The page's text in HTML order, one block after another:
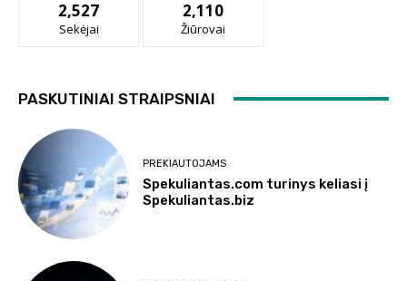
2,527
Sekėjai
2,110
Žiūrovai
PASKUTINIAI STRAIPSNIAI
PREKIAUTOJAMS
Spekuliantas.com turinys keliasi į
Spekuliantas.biz